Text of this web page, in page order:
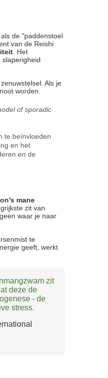
de "paddenstoel
van de Reishi
. Het
Als je
worden.
of sporadic
te beïnvloeden
en het
en de
mane
zit van
waar je naar
te
geeft, werkt
zit
deze de
- de
stress.